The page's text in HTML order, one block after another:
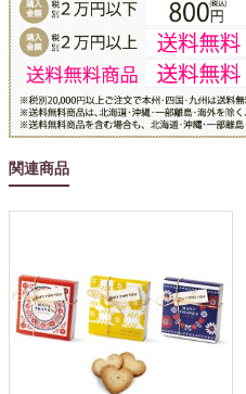
関連商品